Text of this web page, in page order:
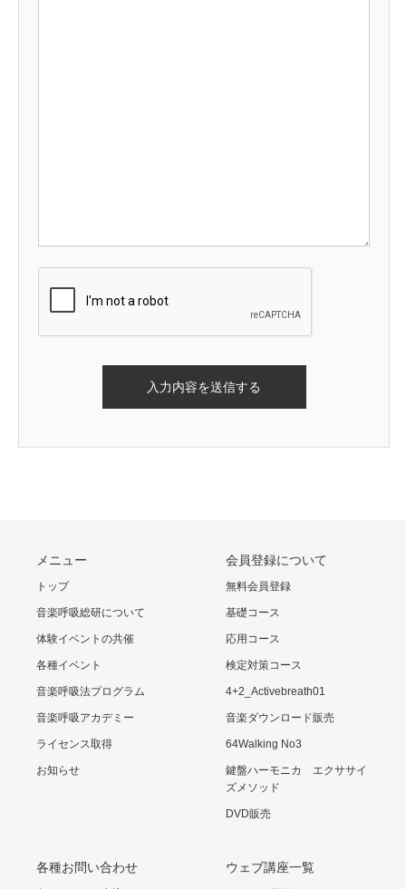
メニュー
トップ
音楽呼吸総研について
体験イベントの共催
各種イベント
音楽呼吸法プログラム
音楽呼吸アカデミー
ライセンス取得
お知らせ
会員登録について
無料会員登録
基礎コース
応用コース
検定対策コース
4+2_Activebreath01
音楽ダウンロード販売
64Walking No3
鍵盤ハーモニカ エクササイ
ズメソッド
DVD販売
各種お問い合わせ ウェブ講座一覧